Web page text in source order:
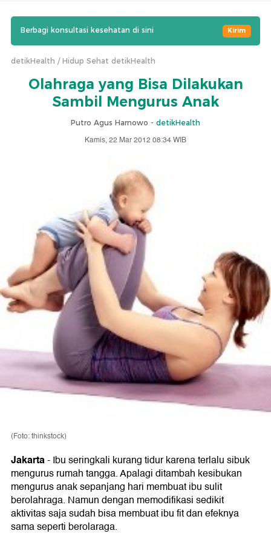
Berbagi konsultasi kesehatan di sini Kirim
detikHealth Hidup Sehat detikHealth
Olahraga yang Bisa Dilakukan
Sambil Mengurus Anak
Putro Agus Harnowo - detikHealth
Kamis, 22 Mar 2012 08:34 WIB
(Foto: thinkstock)
Jakarta- Ibu seringkali kurang tidur karena terlalu sibuk
mengurus rumah tangga. Apalagi ditambah kesibukan
mengurus anak sepanjang hari membuat ibu sulit
berolahraga. Namun dengan memodifikasi sedikit
aktivitas saja sudah bisa membuat ibu fit dan efeknya
sama seperti berolaraga.